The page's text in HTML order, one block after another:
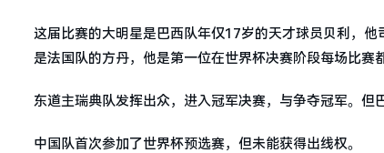
这届比赛的大明星是巴西队年仅17岁的天才球员贝利，
是法国队的方丹，他是第一位在世界杯决赛阶段每场比赛
东道主瑞典队发挥出众，进入冠军决赛，与争夺冠军。但
中国队首次参加了世界杯预选赛，但未能获得出线权。